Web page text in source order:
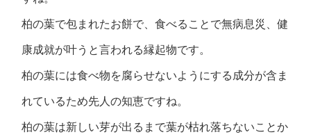
柏の葉で包まれたお餅で、食べることで無病息災、健
康成就が叶うと言われる縁起物です。
柏の葉には食べ物を腐らせないようにする成分が含ま
れているため先人の知恵ですね。
柏の葉は新しい芽が出るまで葉が枯れ落ちないことか